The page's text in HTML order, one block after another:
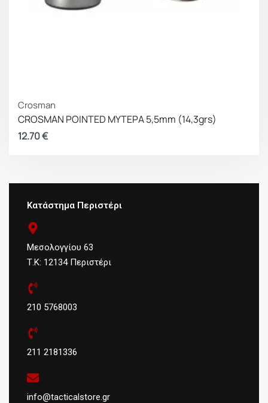
Crosman
CROSMAN POINTED ΜΥΤΕΡΑ 5,5mm (14,3grs)
12.70€
Κατάστημα Περιστέρι
Μεσολογγίου 63
Τ.Κ: 12134 Περιστέρι
210 5768003
211 2181336
info@tacticalstore.gr